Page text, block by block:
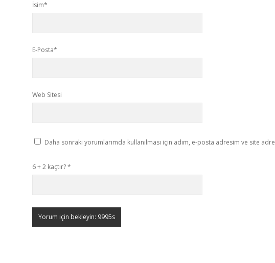
İsim*
E-Posta*
Web Sitesi
Daha sonraki yorumlarımda kullanılması için adım, e-posta adresim ve site
6 + 2 kaçtır?*